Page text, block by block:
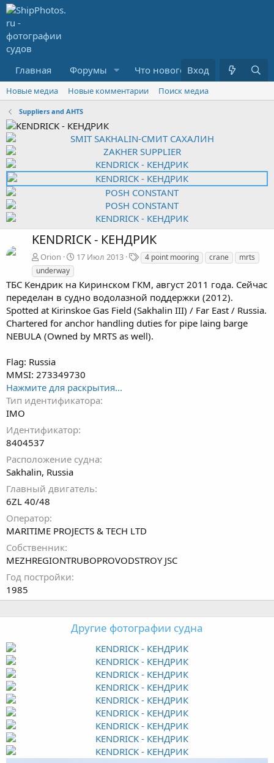
Главная Форумы Что нового? Медиа
Вход
Новые медиа Новые комментарии Поиск медиа
Suppliers and AHTS
KENDRICK - КЕНДРИК
Orion 17 Июл 2013
Т
и
4 point mooring crane
mrts
underway
ТБС Кендрик на Киринском ГКМ, август 2011 года. Сейчас
переделан в судно водолазной поддержки (2012).
Spotted at Kirinskoe Gas Field (Sakhalin III) / Far East / Russia.
Chartered for anchor handling duties for pipe laing barge
NEBULA (Owned by MRTS as well).
Flag: Russia
MMSI: 273349730
Нажмите для раскрытия...
Тип идентификатора
IMO
Идентификатор
8404537
Расположение судна
Sakhalin, Russia
Главный двигатель
6ZL 40/48
Оператор
MARITIME PROJECTS & TECH LTD
Собственник
MEZHREGIONTRUBOPROVODSTROY JSC
Год постройки
1985
Другие фотографии судна